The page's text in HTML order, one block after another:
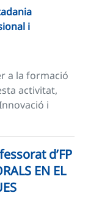
i
a la formació
activitat,
i
d’FP
EN EL